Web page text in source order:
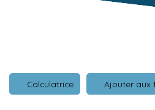
Calculatrice Ajouter aux